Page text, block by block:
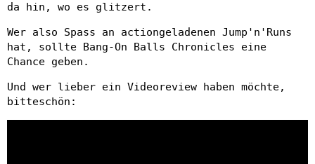
da hin, wo es glitzert.
Wer also Spass an actiongeladenen Jump'n'Runs
hat, sollte Bang-On Balls Chronicles eine
Chance geben.
Und wer lieber ein Videoreview haben möchte,
bitteschön: